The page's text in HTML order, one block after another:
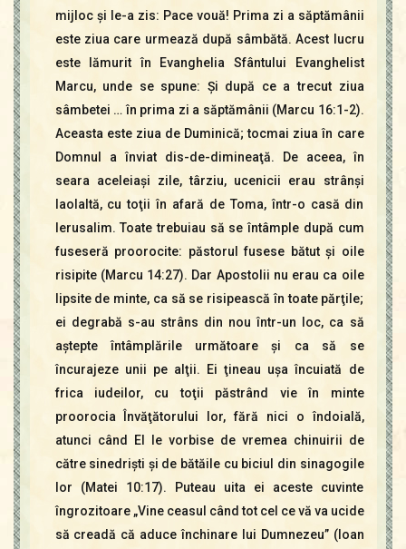
mijloc şi le-a zis: Pace vouă! Prima zi a săptămânii
este ziua care urmează după sâmbătă. Acest lucru
este lămurit în Evanghelia Sfântului Evanghelist
Marcu, unde se spune: Şi după ce a trecut ziua
sâmbetei … în prima zi a săptămânii (Marcu 16:1-2).
Aceasta este ziua de Duminică; tocmai ziua în care
Domnul a înviat dis-de-dimineaţă. De aceea, în
seara aceleiaşi zile, târziu, ucenicii erau strânşi
laolaltă, cu toţii în afară de Toma, într-o casă din
Ierusalim. Toate trebuiau să se întâmple după cum
fuseseră proorocite: păstorul fusese bătut şi oile
risipite (Marcu 14:27). Dar Apostolii nu erau ca oile
lipsite de minte, ca să se risipească în toate părţile;
ei degrabă s-au strâns din nou într-un loc, ca să
aştepte întâmplările următoare şi ca să se
încurajeze unii pe alţii. Ei ţineau uşa încuiată de
frica iudeilor, cu toţii păstrând vie în minte
proorocia Învăţătorului lor, fără nici o îndoială,
atunci când El le vorbise de vremea chinuirii de
către sinedrişti şi de bătăile cu biciul din sinagogile
lor (Matei 10:17). Puteau uita ei aceste cuvinte
îngrozitoare „Vine ceasul când tot cel ce vă va ucide
să creadă că aduce închinare lui Dumnezeu” (Ioan